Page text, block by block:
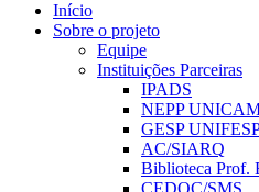
Início
Sobre o projeto
Equipe
Instituições Parceiras
IPADS
NEPP
GESP
AC/SIARQ
Biblioteca Prof.
CEDOC/SMS